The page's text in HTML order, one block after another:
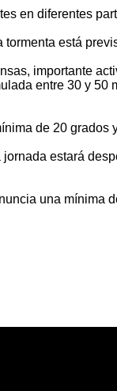
en diferentes
está
importante
entre 30 y 50
de 20 grados
estará
una mínima